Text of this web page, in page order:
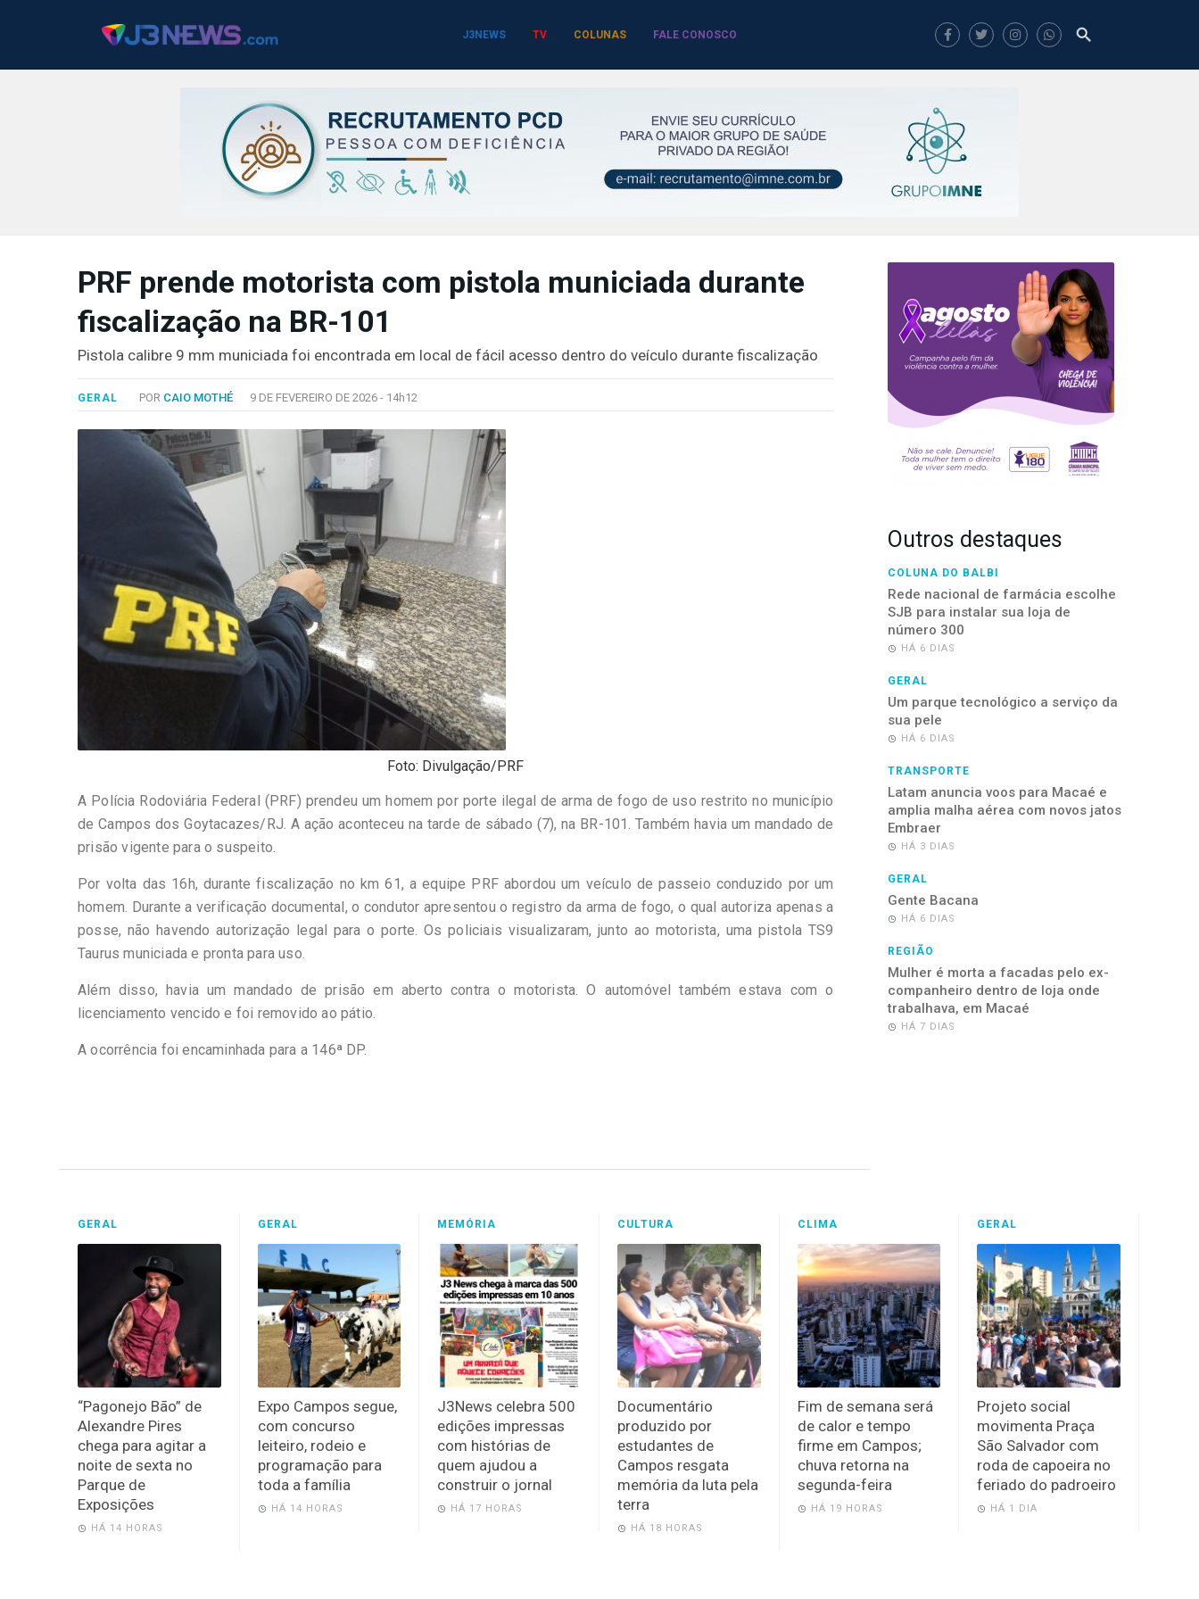
J3NEWS TV COLUNAS FALE CONOSCO
PRF prende motorista com pistola municiada durante
fiscalização na BR-101
Pistola calibre 9 mm municiada foi encontrada em local de fácil acesso dentro do veículo durante fiscalização
GERAL POR CAIO MOTHÉ 9 DE FEVEREIRO DE 2026 - 14h12
Foto: Divulgação/PRF
A Polícia Rodoviária Federal (PRF) prendeu um homem por porte ilegal de arma de fogo de uso restrito no município
de Campos dos Goytacazes/RJ. A ação aconteceu na tarde de sábado (7), na BR-101. Também havia um mandado de
prisão vigente para o suspeito.
Por volta das 16h, durante fiscalização no km 61, a equipe PRF abordou um veículo de passeio conduzido por um
homem. Durante a verificação documental, o condutor apresentou o registro da arma de fogo, o qual autoriza apenas a
posse, não havendo autorização legal para o porte. Os policiais visualizaram, junto ao motorista, uma pistola TS9
Taurus municiada e pronta para uso.
Além disso, havia um mandado de prisão em aberto contra o motorista. O automóvel também estava com o
licenciamento vencido e foi removido ao pátio.
A ocorrência foi encaminhada para a 146ª DP.
Outros destaques
COLUNA DO BALBI
Rede nacional de farmácia escolhe
SJB para instalar sua loja de
número 300
HÁ 6 DIAS
GERAL
Um parque tecnológico a serviço da
sua pele
HÁ 6 DIAS
TRANSPORTE
Latam anuncia voos para Macaé e
amplia malha aérea com novos jatos
Embraer
HÁ 3 DIAS
GERAL
Gente Bacana
HÁ 6 DIAS
REGIÃO
Mulher é morta a facadas pelo ex-
companheiro dentro de loja onde
trabalhava, em Macaé
HÁ 7 DIAS
GERAL
“Pagonejo Bão” de
Alexandre Pires
chega para agitar a
noite de sexta no
Parque de
Exposições
HÁ 14 HORAS
GERAL
Expo Campos segue,
com concurso
leiteiro, rodeio e
programação para
toda a família
HÁ 14 HORAS
MEMÓRIA
J3News celebra 500
edições impressas
com histórias de
quem ajudou a
construir o jornal
HÁ 17 HORAS
CULTURA
Documentário
produzido por
estudantes de
Campos resgata
memória da luta pela
terra
HÁ 18 HORAS
CLIMA
Fim de semana será
de calor e tempo
firme em Campos;
chuva retorna na
segunda-feira
HÁ 19 HORAS
GERAL
Projeto social
movimenta Praça
São Salvador com
roda de capoeira no
feriado do padroeiro
HÁ 1 DIA